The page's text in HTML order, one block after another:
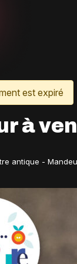
est expiré
à
antique -